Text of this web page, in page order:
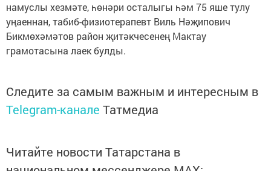
намуслы хезмәте, һөнәри осталыгы һәм 75 яше тулу
уңаеннан, табиб-физиотерапевт Виль Нәҗипович
Бикмөхәмәтов район җитәкчесенең Мактау
грамотасына лаек булды.
Следите за самым важным и интересным в
Telegram-канале Татмедиа
Читайте новости Татарстана в